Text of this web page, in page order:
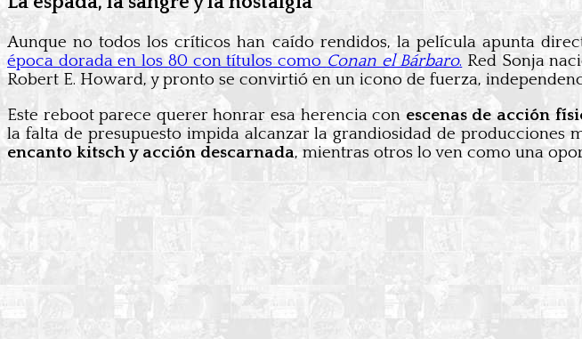
Aunque no todos los críticos han caído rendidos, la película apunta
época dorada en los 80 con títulos como Conan el Bárbaro. Red Sonja
Robert E. Howard, y pronto se convirtió en un icono de fuerza,
Este reboot parece querer honrar esa herencia con escenas de acción
la falta de presupuesto impida alcanzar la grandiosidad de producciones
encanto kitsch y acción descarnada, mientras otros lo ven como una